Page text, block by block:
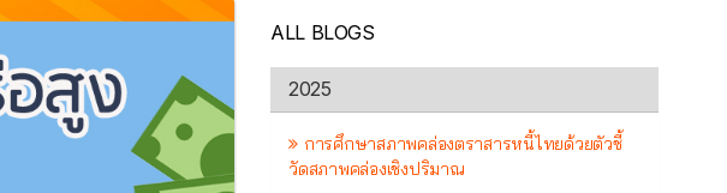
ALL BLOGS
2025
การศึกษาสภาพคล่องตราสารหนี้ไทยด้วยตัวชี้
วัดสภาพคล่องเชิงปริมาณ